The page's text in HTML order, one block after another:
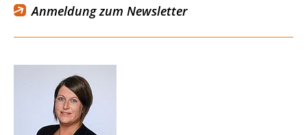
Anmeldung zum Newsletter